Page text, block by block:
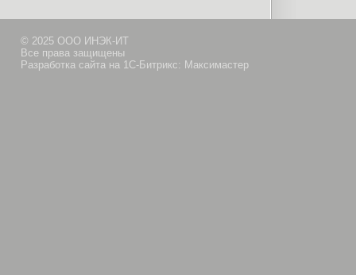
© 2025 ООО ИНЭК-ИТ
Все права защищены
Разработка сайта на 1С-Битрикс: Максимастер